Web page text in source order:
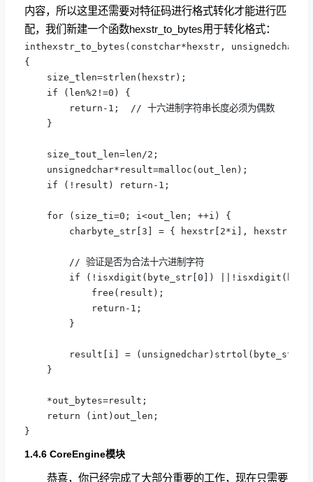
内容，所以这里还需要对特征码进行格式转化才能进行匹
配，我们新建一个函数hexstr_to_bytes用于转化格式：
inthexstr_to_bytes(constchar*hexstr,
{
size_tlen=strlen(hexstr);
if (len%2!=0) {
return-1;  // 十六进制字符串长度必须为偶数
}
size_tout_len=len/2;
unsignedchar*result=malloc(out_len);
if (!result) return-1;
for (size_ti=0; i<out_len; ++i) {
charbyte_str[3] = { hexstr[2*i],
// 验证是否为合法十六进制字符
if (!isxdigit(byte_str[0])
free(result);
return-1;
}
result[i] = (unsignedchar)strtol(byte_str,
}
*out_bytes=result;
return (int)out_len;
}
1.4.6 CoreEngine模块
恭喜，你已经完成了大部分重要的工作，现在只需要